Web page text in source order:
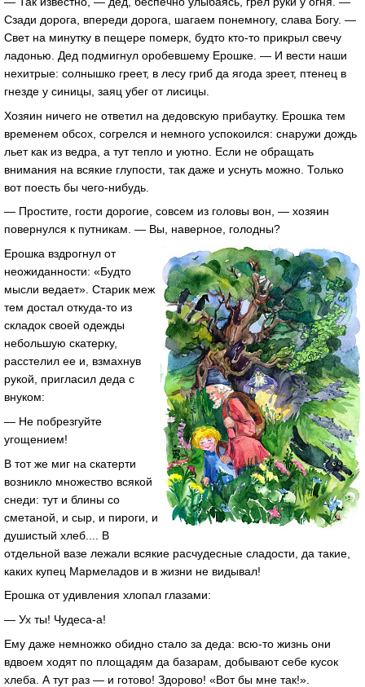
Сзади дорога, впереди дорога, шагаем понемногу, слава Богу. —
Свет на минутку в пещере померк, будто кто-то прикрыл свечу
ладонью. Дед подмигнул оробевшему Ерошке. — И вести наши
нехитрые: солнышко греет, в лесу гриб да ягода зреет, птенец в
гнезде у синицы, заяц убег от лисицы.
Хозяин ничего не ответил на дедовскую прибаутку. Ерошка тем
временем обсох, согрелся и немного успокоился: снаружи дождь
льет как из ведра, а тут тепло и уютно. Если не обращать
внимания на всякие глупости, так даже и уснуть можно. Только
вот поесть бы чего-нибудь.
— Простите, гости дорогие, совсем из головы вон, — хозяин
повернулся к путникам. — Вы, наверное, голодны?
Ерошка вздрогнул от
неожиданности: «Будто
мысли ведает». Старик меж
тем достал откуда-то из
складок своей одежды
небольшую скатерку,
расстелил ее и, взмахнув
рукой, пригласил деда с
внуком:
— Не побрезгуйте
угощением!
В тот же миг на скатерти
возникло множество всякой
снеди: тут и блины со
сметаной, и сыр, и пироги, и
душистый хлеб.... В
отдельной вазе лежали всякие расчудесные сладости, да такие,
каких купец Мармеладов и в жизни не видывал!
Ерошка от удивления хлопал глазами:
— Ух ты! Чудеса-а!
Ему даже немножко обидно стало за деда: всю-то жизнь они
вдвоем ходят по площадям да базарам, добывают себе кусок
хлеба. А тут раз — и готово! Здорово! «Вот бы мне так!».